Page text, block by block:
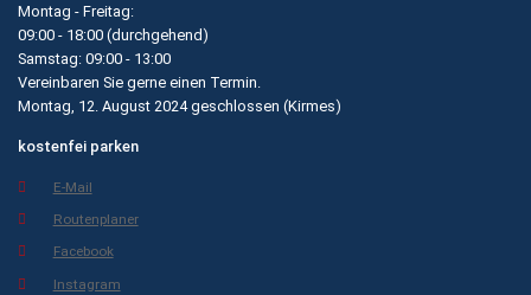
Montag - Freitag:
09:00 - 18:00 (durchgehend)
Samstag: 09:00 - 13:00
Vereinbaren Sie gerne einen Termin.
Montag, 12. August 2024 geschlossen (Kirmes)
kostenfei parken
E-Mail
Routenplaner
Facebook
Instagram